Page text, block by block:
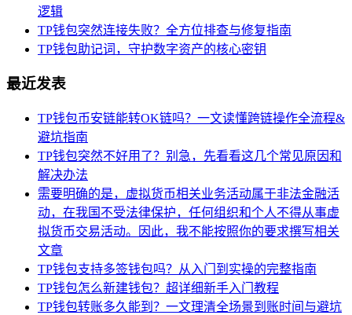
逻辑
TP钱包突然连接失败？全方位排查与修复指南
TP钱包助记词，守护数字资产的核心密钥
最近发表
TP钱包币安链能转OK链吗？一文读懂跨链操作全流程&
避坑指南
TP钱包突然不好用了？别急，先看看这几个常见原因和
解决办法
需要明确的是，虚拟货币相关业务活动属于非法金融活
动，在我国不受法律保护，任何组织和个人不得从事虚
拟货币交易活动。因此，我不能按照你的要求撰写相关
文章
TP钱包支持多签钱包吗？从入门到实操的完整指南
TP钱包怎么新建钱包？超详细新手入门教程
TP钱包转账多久能到？一文理清全场景到账时间与避坑